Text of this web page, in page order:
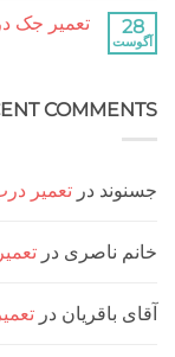
ریلی
جنت
آباد
برای
تعمیر
جک
درب
سعادت
آباد
ثبت
نشده
تعمیر جک درب
هیچ
جک
برقی
تهران
RECENT
درتعمیر درب
درتعمیر
درتعمیر